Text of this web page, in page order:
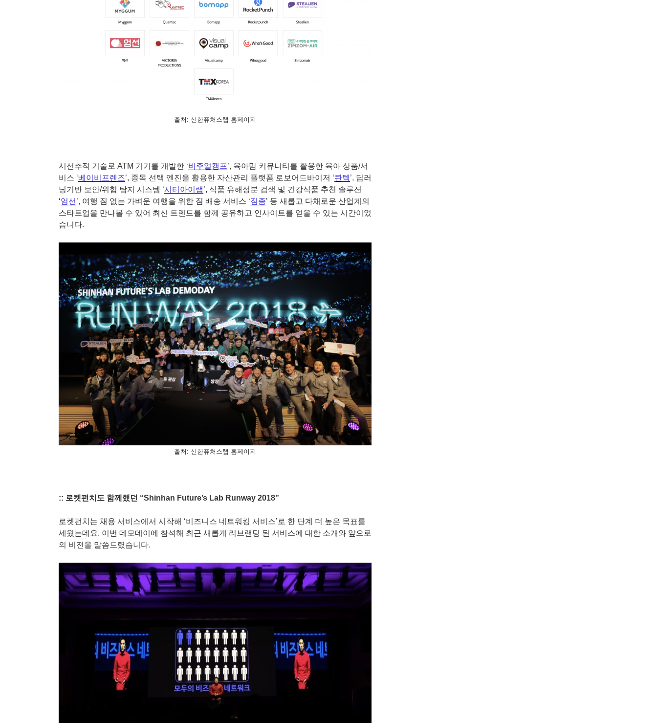
출처: 신한퓨처스랩 홈페이지
시선추적 기술로 ATM 기기를 개발한 ‘비주얼캠프’, 육아맘 커뮤니티를 활용한 육아 상품/서
비스 ‘베이비프렌즈’, 종목 선택 엔진을 활용한 자산관리 플랫폼 로보어드바이저 ‘콴텍’, 딥러
닝기반 보안/위험 탐지 시스템 ‘시티아이랩’, 식품 유해성분 검색 및 건강식품 추천 솔루션
‘엄선 ’, 여행 짐 없는 가벼운 여행을 위한 짐 배송 서비스 ‘짐좀’ 등 새롭고 다채로운 산업계의
스타트업을 만나볼 수 있어 최신 트렌드를 함께 공유하고 인사이트를 얻을 수 있는 시간이었
습니다.
출처: 신한퓨처스랩 홈페이지
:: 로켓펀치도 함께했던 “Shinhan Future’s Lab Runway 2018”
로켓펀치는 채용 서비스에서 시작해 ‘비즈니스 네트워킹 서비스’로 한 단계 더 높은 목표를
세웠는데요. 이번 데모데이에 참석해 최근 새롭게 리브랜딩 된 서비스에 대한 소개와 앞으로
의 비전을 말씀드렸습니다.